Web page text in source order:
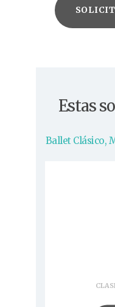
Estas
Ballet Clásico,